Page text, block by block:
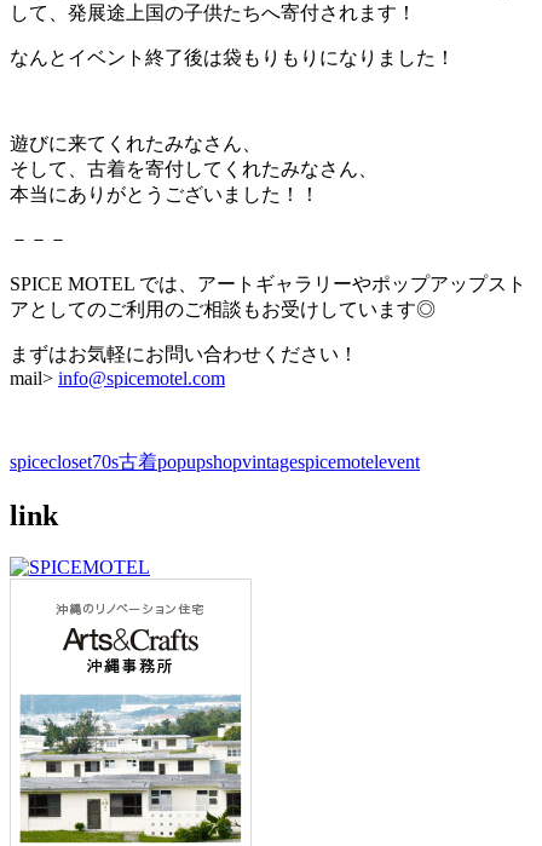
して、発展途上国の子供たちへ寄付されます！
なんとイベント終了後は袋もりもりになりました！
遊びに来てくれたみなさん、
そして、古着を寄付してくれたみなさん、
本当にありがとうございました！！
－－－
SPICE MOTEL では、アートギャラリーやポップアップスト
アとしてのご利用のご相談もお受けしています◎
まずはお気軽にお問い合わせください！
mail> info@spicemotel.com
spicecloset70s古着popupshopvintagespicemotelevent
link